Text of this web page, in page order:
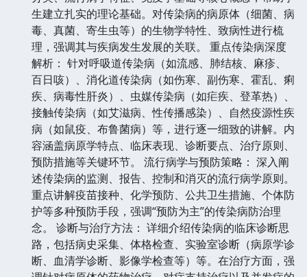
生建立扎实的理论基础。对传染病的病原体（细菌、病
毒、真菌、寄生虫等）的生物学特性、致病性进行梳
理，强调其与疾病发生发展的关联。 重点传染病深度
解析： 针对呼吸道传染病（如流感、肺结核、麻疹、
百日咳）、消化道传染病（如伤寒、副伤寒、霍乱、痢
疾、病毒性肝炎）、虫媒传染病（如疟疾、登革热）、
接触传染病（如艾滋病、性传播感染）、自然疫源性疾
病（如鼠疫、布鲁菌病）等，进行逐一细致的讲解。内
容涵盖病原学特点、临床表现、诊断要点、治疗原则、
预防措施等关键环节。 流行病学与预防策略： 深入阐
述传染病的监测、报告、控制和消灭的流行病学原则。
重点讲解疫苗接种、化学预防、公共卫生措施、个体防
护等多种预防手段，强调“预防为主”的传染病防治理
念。 诊断与治疗方法： 详细介绍传染病的临床诊断思
路，包括病史采集、体格检查、实验室诊断（病原学诊
断、血清学诊断、影像学检查等）等。在治疗方面，强